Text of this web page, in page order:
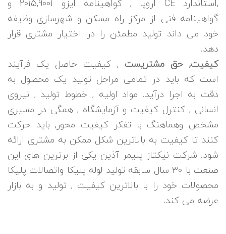
,استاندارد CE اروپا , گواهینامه ایزو 2015,9001 و
گواهینامه فنی از مرکز راه مسکن و شهرسازی وظیفه
خود می داند تولید مطمئن را در اختیار مشتری قرار
دهد.
کیفیت, حق مشتریست , کیفیت حاصل یک فرآیند
است که باید در تمامی مراحل تولید یک محصول به
دقت به اجرا درآید. مواد اولیه , خطوط تولید , نیروی
انسانی , کنترل کیفیت و آزمایشگاه , همگی در مسیری
مشخص وهماهنگ با تفکر کیفیت محور, باید حرکت
کنند تا کیفیت به بالاترین شکل ممکن به مشتری ارائه
شود. شرکت نیکتاز پلیمر آذین یکی از برترین های این
صنعت با 30 سال سابقه تولید لوله پلیکا واتصالات پلیکا
محصولات خود را با بالاترین کیفیت , تولید و به بازار
عرضه می کند.